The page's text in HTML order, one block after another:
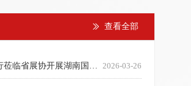
ꅀ 查看全部
2026-03-26
湖南省贸促会副会长罗专一行莅临省展协开展湖南国际展览行业高质量发展调研座谈会
2024-12-05
座谈会成功举办 2024-12-03
湖南省会议展览业协会第五届理事会第三次常务会长会议举行 2024-07-19
牌设立 2024-03-19
湖南会展业高质量发展经验交流会暨协会会员大会顺利举行 2024-03-01
关于召开“首届湖南会展业高质量发展论坛暨湖南省会展协会先进表彰大会”的通知 2024-02-09
【新春贺词】无惧雨雪 暖迎新悦 ——湖南省会展协会会长 孙建平 2023-10-26
》画册有关事项的通知 2023-07-27
湖南省会议展览业协会第五届理事会第二次常务会长会议举行 2023-07-11
林科大即将举办2023届毕业生暑假专场招聘活动——“百日冲刺促就业、踔厉奋发建新功” 2023-06-25
习生招募令 2023-05-31
行业稳定健康发展 2023-05-31
研修班在长沙成功举办 2023-05-25
红星会展与林科大达成校企合作，共造会展人才培养基地